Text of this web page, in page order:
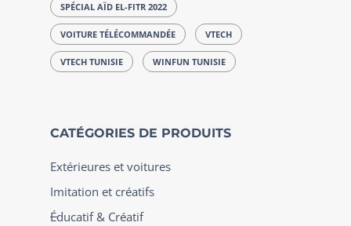
SPÉCIAL AÏD EL-FITR 2022
VOITURE TÉLÉCOMMANDÉE VTECH
VTECH TUNISIE WINFUN TUNISIE
CATÉGORIES DE PRODUITS
Extérieures et voitures
Imitation et créatifs
Éducatif & Créatif